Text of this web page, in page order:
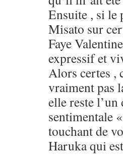
Ensuite , si le
Misato sur
Faye
expressif et
Alors certes ,
vraiment pas
elle reste
sentimentale
touchant de
Haruka qui